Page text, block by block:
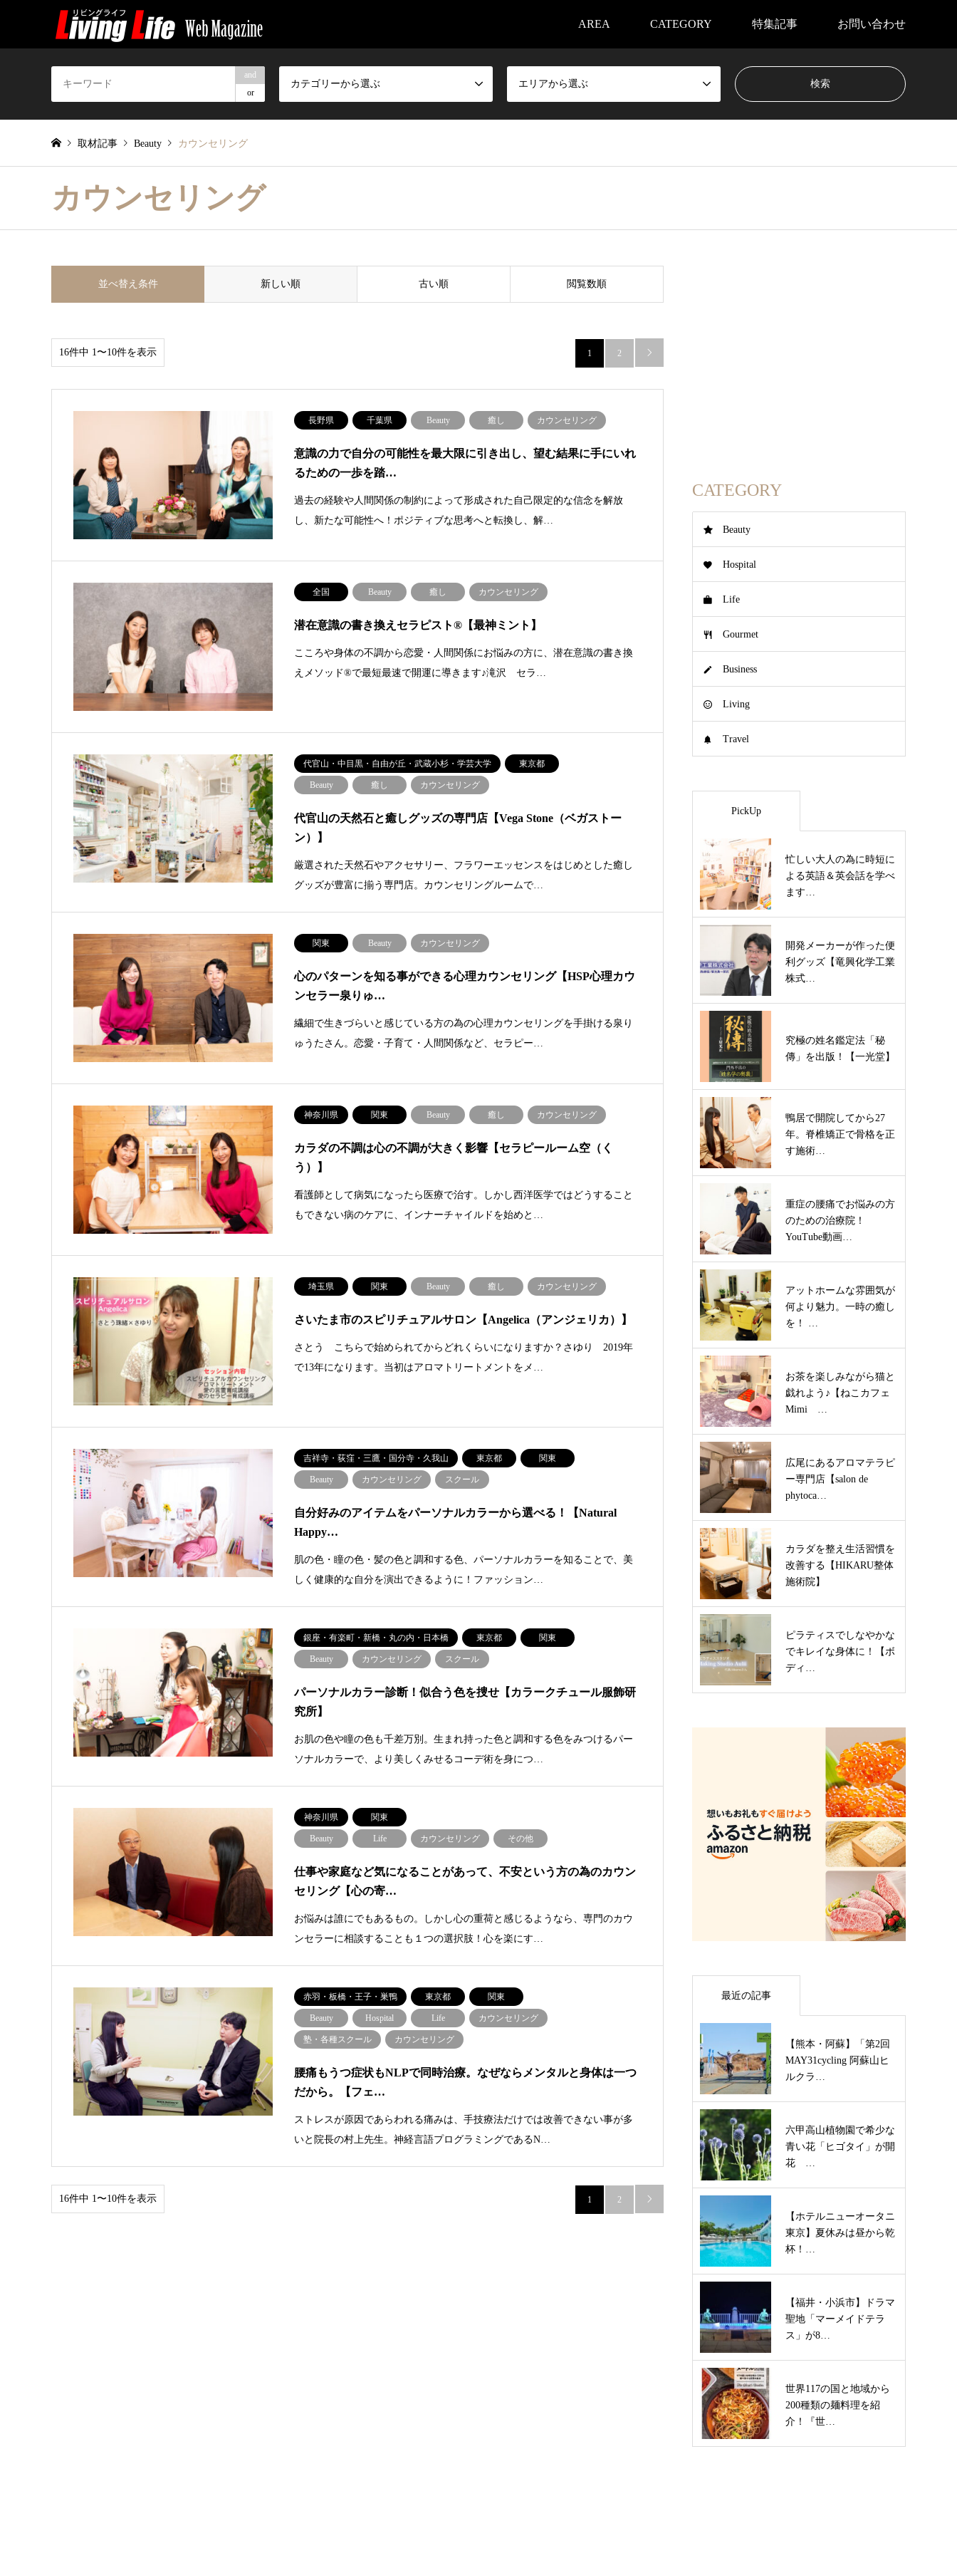
AREA CATEGORY 特集記事 お問い合わせ
and
or
カテゴリーから選ぶ エリアから選ぶ
取材記事 Beauty カウンセリング
カウンセリング
並べ替え条件 新しい順 古い順 閲覧数順
16件中 1〜10件を表示 1 2 
長野県 千葉県 Beauty 癒し カウンセリング
意識の力で自分の可能性を最大限に引き出し、望む結果に手にいれ
るための一歩を踏…
過去の経験や人間関係の制約によって形成された自己限定的な信念を解放
し、新たな可能性へ！ポジティブな思考へと転換し、解…
全国 Beauty 癒し カウンセリング
潜在意識の書き換えセラピスト®︎【最神ミント】
こころや身体の不調から恋愛・人間関係にお悩みの方に、潜在意識の書き換
えメソッド®︎で最短最速で開運に導きます♪滝沢 セラ…
代官山・中目黒・自由が丘・武蔵小杉・学芸大学 東京都
Beauty 癒し カウンセリング
代官山の天然石と癒しグッズの専門店【Vega Stone（ベガストー
ン）】
厳選された天然石やアクセサリー、フラワーエッセンスをはじめとした癒し
グッズが豊富に揃う専門店。カウンセリングルームで…
関東 Beauty カウンセリング
心のパターンを知る事ができる心理カウンセリング【HSP心理カウ
ンセラー泉りゅ…
繊細で生きづらいと感じている方の為の心理カウンセリングを手掛ける泉り
ゅうたさん。恋愛・子育て・人間関係など、セラピー…
神奈川県 関東 Beauty 癒し カウンセリング
カラダの不調は心の不調が大きく影響【セラピールーム空（く
う）】
看護師として病気になったら医療で治す。しかし西洋医学ではどうすること
もできない病のケアに、インナーチャイルドを始めと…
埼玉県 関東 Beauty 癒し カウンセリング
さいたま市のスピリチュアルサロン【Angelica（アンジェリカ）】
さとう こちらで始められてからどれくらいになりますか？さゆり 2019年
で13年になります。当初はアロマトリートメントをメ…
吉祥寺・荻窪・三鷹・国分寺・久我山 東京都 関東
Beauty カウンセリング スクール
自分好みのアイテムをパーソナルカラーから選べる！【Natural
Happy…
肌の色・瞳の色・髪の色と調和する色、パーソナルカラーを知ることで、美
しく健康的な自分を演出できるように！ファッション…
銀座・有楽町・新橋・丸の内・日本橋 東京都 関東
Beauty カウンセリング スクール
パーソナルカラー診断！似合う色を捜せ【カラークチュール服飾研
究所】
お肌の色や瞳の色も千差万別。生まれ持った色と調和する色をみつけるパー
ソナルカラーで、より美しくみせるコーデ術を身につ…
神奈川県 関東
Beauty Life カウンセリング その他
仕事や家庭など気になることがあって、不安という方の為のカウン
セリング【心の寄…
お悩みは誰にでもあるもの。しかし心の重荷と感じるようなら、専門のカウ
ンセラーに相談することも１つの選択肢！心を楽にす…
赤羽・板橋・王子・巣鴨 東京都 関東
Beauty Hospital Life カウンセリング
塾・各種スクール カウンセリング
腰痛もうつ症状もNLPで同時治療。なぜならメンタルと身体は一つ
だから。【フェ…
ストレスが原因であらわれる痛みは、手技療法だけでは改善できない事が多
いと院長の村上先生。神経言語プログラミングであるN…
16件中 1〜10件を表示 1 2 
CATEGORY
Beauty
Hospital
Life
Gourmet
Business
Living
Travel
PickUp
忙しい大人の為に時短に
よる英語＆英会話を学べ
ます…
開発メーカーが作った便
利グッズ【竜興化学工業
株式…
究極の姓名鑑定法「秘
傳」を出版！【一光堂】
鴨居で開院してから27
年。脊椎矯正で骨格を正
す施術…
重症の腰痛でお悩みの方
のための治療院！
YouTube動画…
アットホームな雰囲気が
何より魅力。一時の癒し
を！ …
お茶を楽しみながら猫と
戯れよう♪【ねこカフェ
Mimi …
広尾にあるアロマテラピ
ー専門店【salon de
phytoca…
カラダを整え生活習慣を
改善する【HIKARU整体
施術院】
ピラティスでしなやかな
でキレイな身体に！【ボ
ディ…
最近の記事
【熊本・阿蘇】「第2回
MAY31cycling 阿蘇山ヒ
ルクラ…
六甲高山植物園で希少な
青い花「ヒゴタイ」が開
花 …
【ホテルニューオータニ
東京】夏休みは昼から乾
杯！…
【福井・小浜市】ドラマ
聖地「マーメイドテラ
ス」が8…
世界117の国と地域から
200種類の麺料理を紹
介！『世…